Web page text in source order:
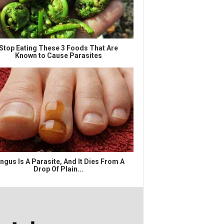
Eating These 3 Foods That Are
Known to Cause Parasites
Is A Parasite, And It Dies From A
Drop Of Plain...